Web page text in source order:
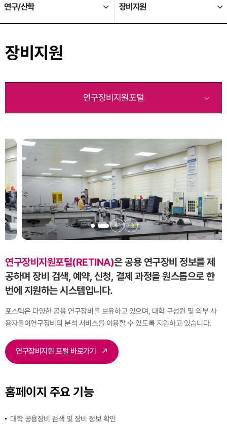
연구/산학 장비지원
장비지원
연구장비지원포털
연구장비지원포털(RETINA)은 공용 연구장비 정보를 제
공하며 장비 검색, 예약, 신청, 결제 과정을 원스톱으로 한
번에 지원하는 시스템입니다.
포스텍은 다양한 공용 연구장비를 보유하고 있으며, 대학 구성원 및 외부 사
용자들이연구장비의 분석 서비스를 이용할 수 있도록 지원하고 있습니다.
연구장비지원 포털 바로가기
홈페이지 주요 기능
대학 공용장비 검색 및 장비 정보 확인